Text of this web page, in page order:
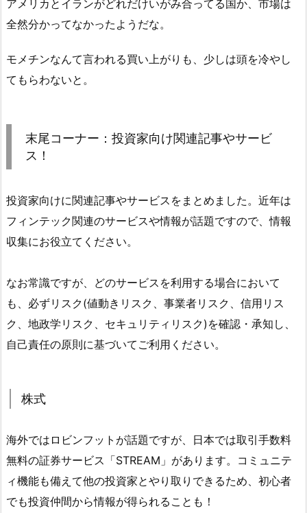
アメリカとイランがどれだけいがみ合ってる国か、市場は
全然分かってなかったようだな。
モメチンなんて言われる買い上がりも、少しは頭を冷やし
てもらわないと。
末尾コーナー：投資家向け関連記事やサービ
ス！
投資家向けに関連記事やサービスをまとめました。近年は
フィンテック関連のサービスや情報が話題ですので、情報
収集にお役立てください。
なお常識ですが、どのサービスを利用する場合において
も、必ずリスク(値動きリスク、事業者リスク、信用リス
ク、地政学リスク、セキュリティリスク)を確認・承知し、
自己責任の原則に基づいてご利用ください。
株式
海外ではロビンフットが話題ですが、日本では取引手数料
無料の証券サービス「STREAM」があります。コミュニテ
ィ機能も備えて他の投資家とやり取りできるため、初心者
でも投資仲間から情報が得られることも！